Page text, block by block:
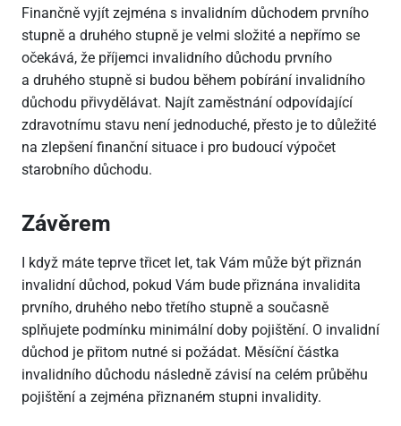
Finančně vyjít zejména s invalidním důchodem prvního
stupně a druhého stupně je velmi složité a nepřímo se
očekává, že příjemci invalidního důchodu prvního
a druhého stupně si budou během pobírání invalidního
důchodu přivydělávat. Najít zaměstnání odpovídající
zdravotnímu stavu není jednoduché, přesto je to důležité
na zlepšení finanční situace i pro budoucí výpočet
starobního důchodu.
Závěrem
I když máte teprve třicet let, tak Vám může být přiznán
invalidní důchod, pokud Vám bude přiznána invalidita
prvního, druhého nebo třetího stupně a současně
splňujete podmínku minimální doby pojištění. O invalidní
důchod je přitom nutné si požádat. Měsíční částka
invalidního důchodu následně závisí na celém průběhu
pojištění a zejména přiznaném stupni invalidity.